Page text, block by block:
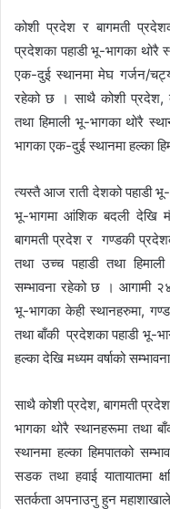
कोशी प्रदेश र बागमती
प्रदेशका पहाडी भू-भागका थोरै
एक-दुई स्थानमा मेघ गर्जन/
रहेको छ । साथै कोशी प्रदेश,
तथा हिमाली भू-भागका थोरै
भागका एक-दुई स्थानमा हल्का
त्यस्तै आज राती देशको पहाडी
भू-भागमा आंशिक बदली देखि
बागमती प्रदेश र गण्डकी
तथा उच्च पहाडी तथा
सम्भावना रहेको छ । आगामी
भू-भागका केही स्थानहरुमा,
तथा बाँकी प्रदेशका पहाडी भू-
हल्का देखि मध्यम वर्षाको
साथै कोशी प्रदेश, बागमती
भागका थोरै स्थानहरूमा तथा
स्थानमा हल्का हिमपातको
सडक तथा हवाई
सतर्कता अपनाउनु हुन